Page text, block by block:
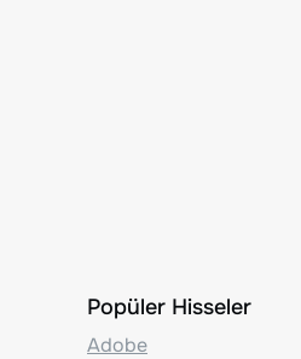
Popüler Hisseler
Adobe